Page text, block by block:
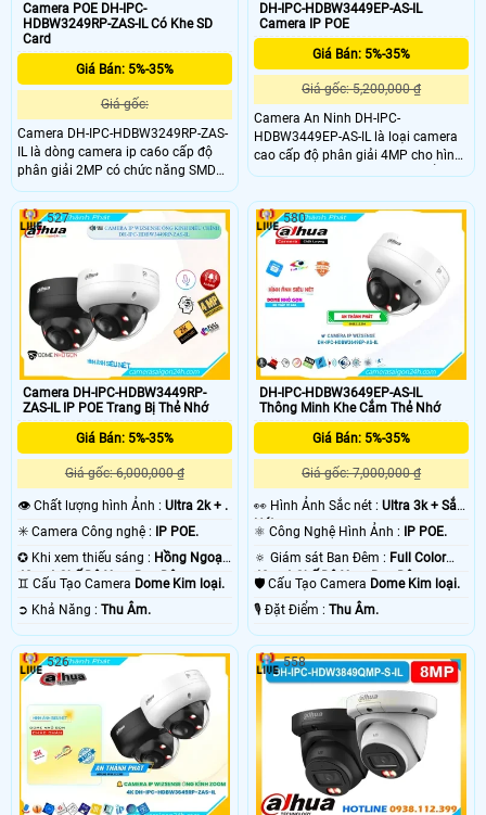
Camera POE DH-IPC-
HDBW3249RP-ZAS-IL Có Khe SD
Card
Giá Bán: 5%-35%
Giá gốc:
Camera DH-IPC-HDBW3249RP-ZAS-
IL là dòng camera ip ca6o cấp độ
phân giải 2MP có chức năng SMD
4.0, AI SSA, AcuPick, Hàng rào ảo
Xâm nhập Phân biệt chuyển động
của Người và Phương tiện giám sát
ban đêm thông minh với ánh led .
DH-IPC-HDBW3449EP-AS-IL
Camera IP POE
Giá Bán: 5%-35%
Giá gốc: 5,200,000 ₫
Camera An Ninh DH-IPC-
HDBW3449EP-AS-IL là loại camera
cao cấp độ phân giải 4MP cho hình
ảnh 2k cung cấp nguồn qua cổng
thông minh giúp dễ dàng lắp đặt và
sử dụng lắp đặt trong nhà cửa hàng
văn phòng chuyên nghiệp Camera
mang đến sự an ninh và tiện lợi cho
hệ thống giám sát của bạn.
Camera DH-IPC-HDBW3449RP-
ZAS-IL IP POE Trang Bị Thẻ Nhớ
Giá Bán: 5%-35%
Giá gốc: 6,000,000 ₫
👁 Chất lượng hình Ảnh : Ultra 2k + .
✳️ Camera Công nghệ :
IP POE.
✪ Khi xem thiếu sáng : Hồng Ngoại
40m 4 Chế Độ Xem Ban Đêm.
♊ Cấu Tạo Camera Dome Kim loại.
️➲ Khả Năng : Thu Âm.
527
DH-IPC-HDBW3649EP-AS-IL
Thông Minh Khe Cắm Thẻ Nhớ
Giá Bán: 5%-35%
Giá gốc: 7,000,000 ₫
️👀 Hình Ảnh Sắc nét :Ultra 3k + Sắc
Nét .
⚛️ Công Nghệ Hình Ảnh :
IP POE.
🔅 Giám sát Ban Đêm : Full Color
40m 4 Chế Độ Xem Ban Đêm.
🛡 Cấu Tạo Camera Dome Kim loại.
️🎙 Đặt Điểm :Thu Âm.
580
526 558